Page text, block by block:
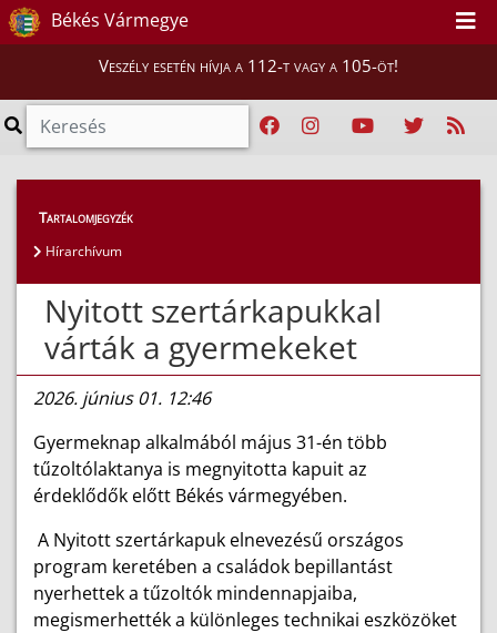
Békés Vármegye
Veszély esetén hívja a 112-t vagy a 105-öt!
Híreink > Hírek
Tartalomjegyzék
Hírarchívum
Nyitott szertárkapukkal
várták a gyermekeket
2026. június 01. 12:46
Gyermeknap alkalmából május 31-én több
tűzoltólaktanya is megnyitotta kapuit az
érdeklődők előtt Békés vármegyében.
A Nyitott szertárkapuk elnevezésű országos
program keretében a családok bepillantást
nyerhettek a tűzoltók mindennapjaiba,
megismerhették a különleges technikai eszközöket